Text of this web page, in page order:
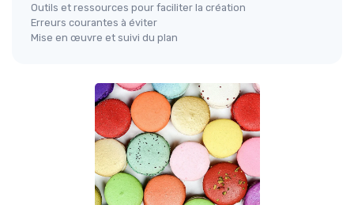
Outils et ressources pour faciliter la création
Erreurs courantes à éviter
Mise en œuvre et suivi du plan